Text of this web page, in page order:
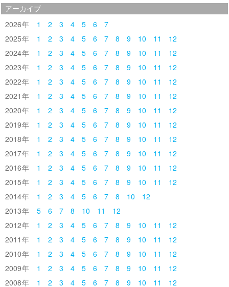
アーカイブ
2026 1 2 3 4 5 6
7
2025
1 2 3 4 5 6 7 8 9 10 11
12
2024
1 2 3 4 5 6 7 8 9 10 11
12
2023
1 2 3 4 5 6 7 8 9 10 11
12
2022
1 2 3 4 5 6 7 8 9 10 11
12
2021
1 2 3 4 5 6 7 8 9 10 11
12
2020
1 2 3 4 5 6 7 8 9 10 11
12
2019
1 2 3 4 5 6 7 8 9 10 11
12
2018
1 2 3 4 5 6 7 8 9 10 11
12
2017
1 2 3 4 5 6 7 8 9 10 11
12
2016
1 2 3 4 5 6 7 8 9 10 11
12
2015
1 2 3 4 5 6 7 8 9 10 11
12
2014
1 2 3 4 5 6 7 8 10
12
2013
5 6 7 8 10 11
12
2012
1 2 3 4 5 6 7 8 9 10 11
12
2011
1 2 3 4 5 6 7 8 9 10 11
12
2010
1 2 3 4 5 6 7 8 9 10 11
12
2009
1 2 3 4 5 6 7 8 9 10 11
12
2008
1 2 3 4 5 6 7 8 9 10 11 12